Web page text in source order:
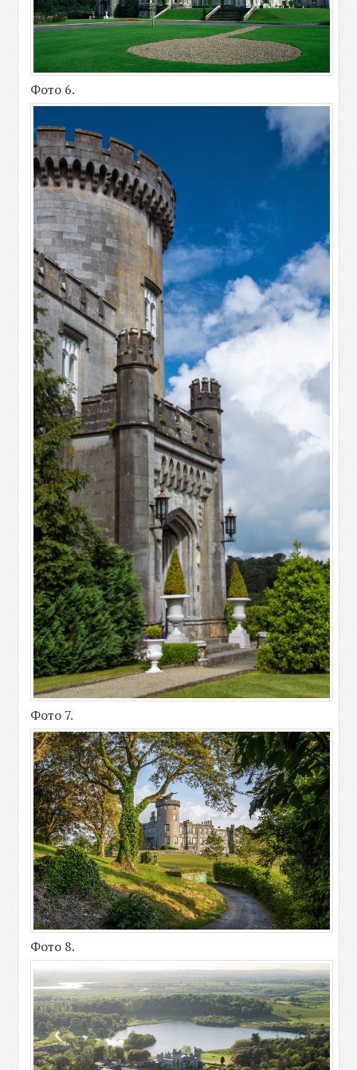
Фото 6.
Фото 7.
Фото 8.